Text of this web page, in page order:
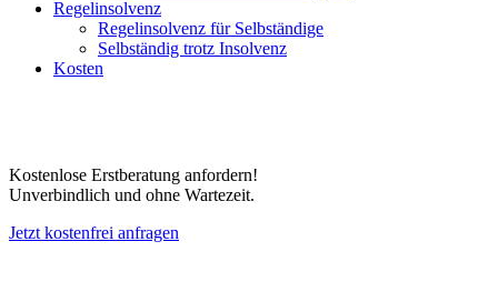
Regelinsolvenz
Regelinsolvenz für Selbständige
Selbständig trotz Insolvenz
Kosten
Kostenlose Erstberatung anfordern!
Unverbindlich und ohne Wartezeit.
Jetzt kostenfrei anfragen